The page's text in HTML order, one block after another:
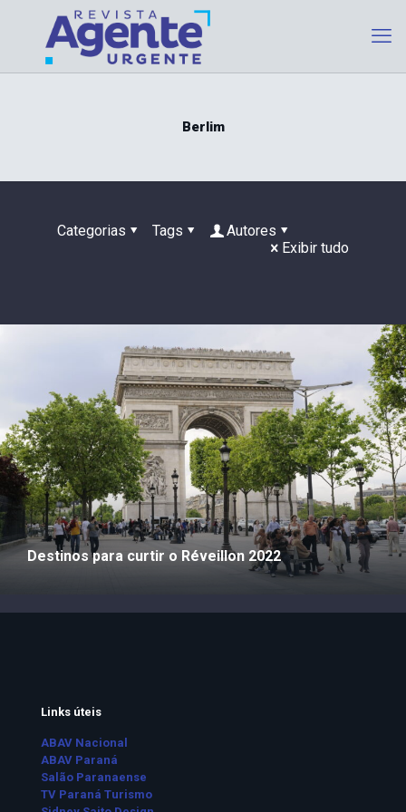
Berlim
Categorias Tags
Autores
Exibir tudo
Destinos para curtir o Réveillon 2022
Links úteis
ABAV Nacional
ABAV Paraná
Salão Paranaense
TV Paraná Turismo